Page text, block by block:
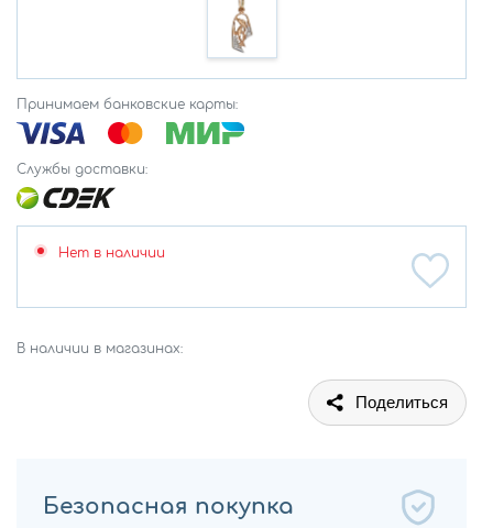
Принимаем банковские карты:
Службы доставки:
Нет в наличии
В наличии в магазинах:
Поделиться
Безопасная покупка